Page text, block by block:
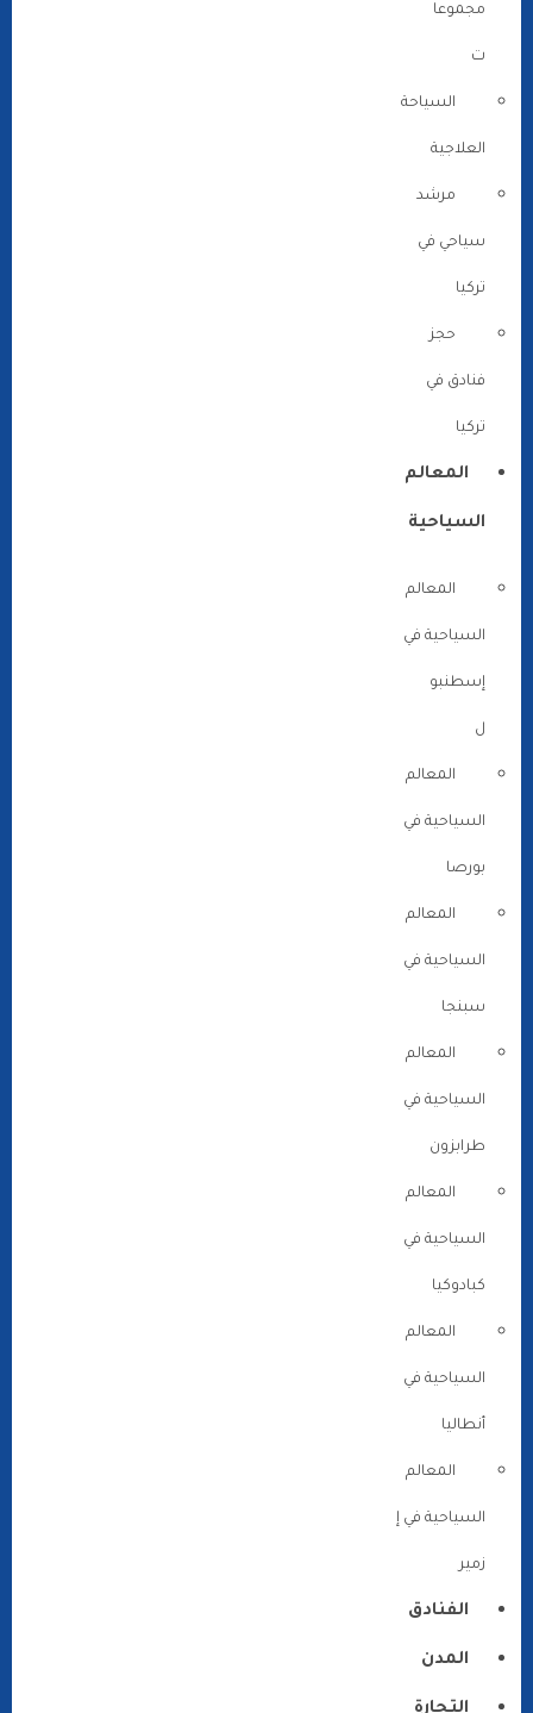
مجموعا
ت
السياحة
العلاجية
مرشد
سياحي في
تركيا
حجز
فنادق في
تركيا
المعالم
السياحية
المعالم
السياحية في
إسطنبو
ل
المعالم
السياحية في
بورصا
المعالم
السياحية في
سبنجا
المعالم
السياحية في
طرابزون
المعالم
السياحية في
كبادوكيا
المعالم
السياحية في
أنطاليا
المعالم
السياحية في إ
زمير
الفنادق
المدن